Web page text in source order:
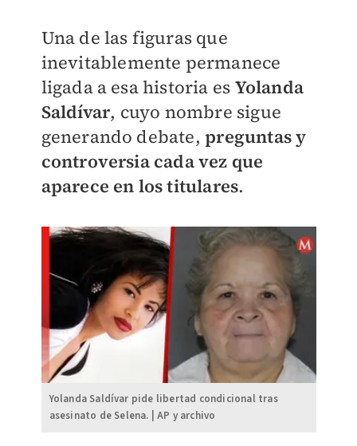
Una de las figuras que
inevitablemente permanece
ligada a esa historia es Yolanda
Saldívar, cuyo nombre sigue
generando debate,preguntas y
controversia cada vez que
aparece en los titulares.
Yolanda Saldívar pide libertad condicional tras
asesinato de Selena. | AP y archivo